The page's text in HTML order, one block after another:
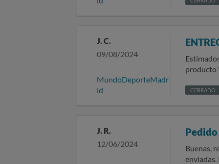
J. C.
09/08/2024
MundoDeporteMadr
id
Estimados/as señores/as: En fecha 10/
producto "
electrónico ( no
CERRADO
J. R.
12/06/2024
Buenas,